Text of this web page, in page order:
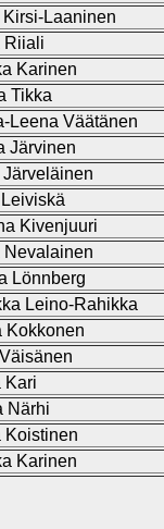
Laaninen
Riiali
Karinen
Tikka
Leena Väätänen
Järvinen
Kivenjuuri
Nevalainen
Lönnberg
Leino-Rahikka
Kokkonen
Kari
Närhi
Koistinen
Karinen